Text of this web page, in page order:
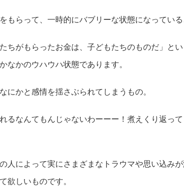
もらって、一時的にバブリーな状態になっている
ちがもらったお金は、子どもたちのものだ」と
なかのウハウハ状態であります。
にかと感情を揺さぶられてしまうもの。
るなんてもんじゃないわーーー！煮えくり返っ
人によって実にさまざまなトラウマや思い込み
欲しいものです。